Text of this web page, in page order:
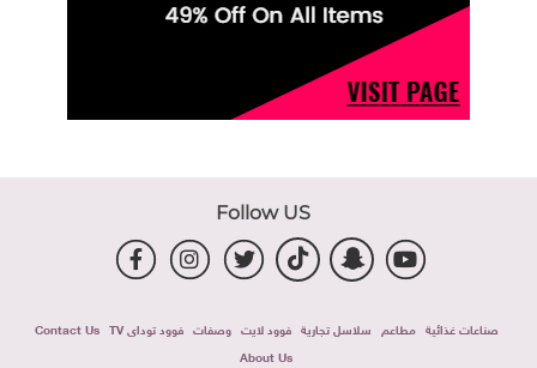
Follow US
صناعات غذائية مطاعم سلاسل تجارية فوود لايت وصفات فوود توداى TV
Contact Us
About Us